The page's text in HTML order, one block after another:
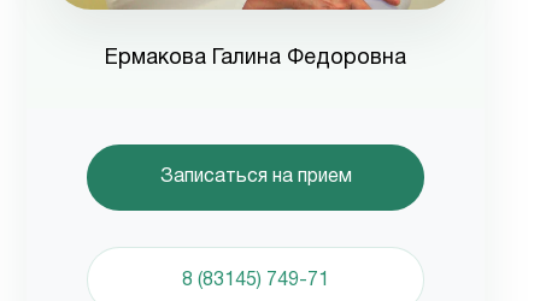
Ермакова Галина Федоровна
Записаться на прием
8 (83145) 749-71